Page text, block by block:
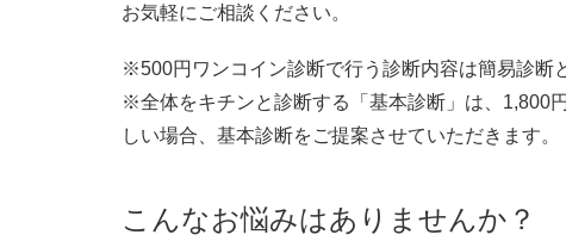
お気軽にご相談ください。
※500円ワンコイン診断で行う診断内容は簡易診断
※全体をキチンと診断する「基本診断」は、1,800
しい場合、基本診断をご提案させていただきます。
こんなお悩みはありませんか？